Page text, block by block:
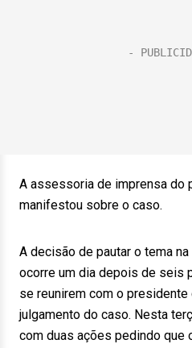
A assessoria de imprensa do
manifestou sobre o caso.
A decisão de pautar o tema
ocorre um dia depois de seis
se reunirem com o presidente
julgamento do caso. Nesta
com duas ações pedindo que